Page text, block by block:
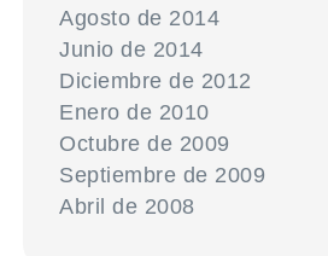
Agosto de 2014
Junio de 2014
Diciembre de 2012
Enero de 2010
Octubre de 2009
Septiembre de 2009
Abril de 2008